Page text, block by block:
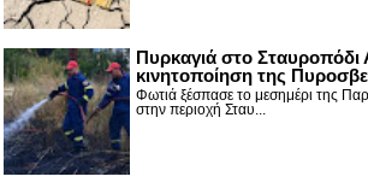
Πυρκαγιά στο Σταυροπόδι
κινητοποίηση της
Φωτιά ξέσπασε το μεσημέρι της
στην περιοχή Σταυ...